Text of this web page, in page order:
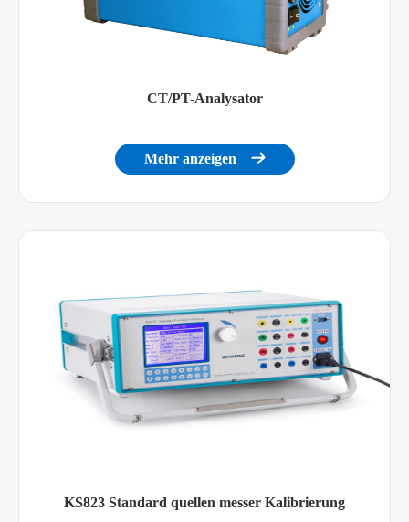
CT/PT-Analysator
Mehr anzeigen 
KS823 Standard quellen messer Kalibrierung